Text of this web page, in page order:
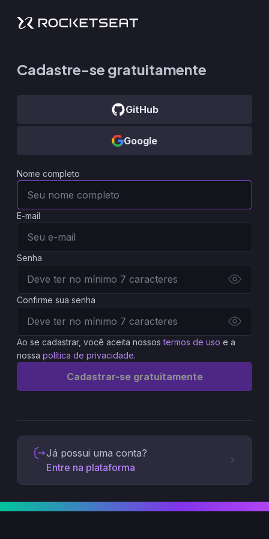
Cadastre-se gratuitamente
GitHub
Google
Nome completo
E-mail
Senha
Confirme sua senha
Ao se cadastrar, você aceita nossos termos de uso e a
nossa política de privacidade.
Cadastrar-se gratuitamente
Já possui uma conta?
Entre na plataforma